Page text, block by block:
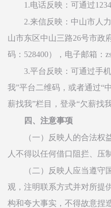
1.电话反映：可通过
2.来信反映：中山市人
山市东区中山三路26号市政
码：528400），电子邮箱：
3.平台反映：可通过手
我”平台二维码，或者通过“
薪找我”栏目，登录“欠薪找
四、注意事项
（一）反映人的合法权
人不得以任何借口阻拦、压
（二）反映人应当遵守
观，注明联系方式并对所提
构和夸大事实，不得故意捏